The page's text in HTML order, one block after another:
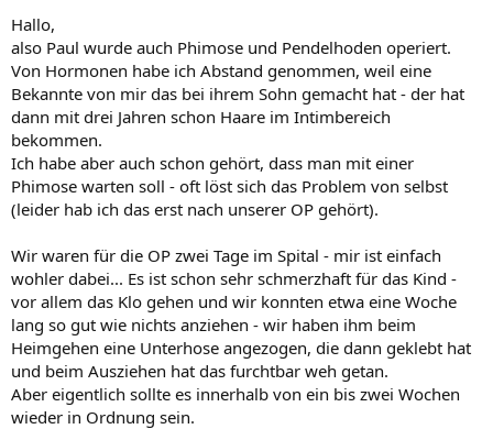
Hallo,
also Paul wurde auch Phimose und Pendelhoden operiert.
Von Hormonen habe ich Abstand genommen, weil eine
Bekannte von mir das bei ihrem Sohn gemacht hat - der hat
dann mit drei Jahren schon Haare im Intimbereich
bekommen.
Ich habe aber auch schon gehört, dass man mit einer
Phimose warten soll - oft löst sich das Problem von selbst
(leider hab ich das erst nach unserer OP gehört).
Wir waren für die OP zwei Tage im Spital - mir ist einfach
wohler dabei... Es ist schon sehr schmerzhaft für das Kind -
vor allem das Klo gehen und wir konnten etwa eine Woche
lang so gut wie nichts anziehen - wir haben ihm beim
Heimgehen eine Unterhose angezogen, die dann geklebt hat
und beim Ausziehen hat das furchtbar weh getan.
Aber eigentlich sollte es innerhalb von ein bis zwei Wochen
wieder in Ordnung sein.